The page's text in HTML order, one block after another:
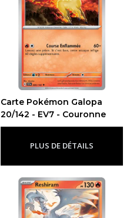
Carte Pokémon Galopa
20/142 - EV7 - Couronne
Stellaire-Ev7 - Couronne Stellaire
PLUS DE DÉTAILS